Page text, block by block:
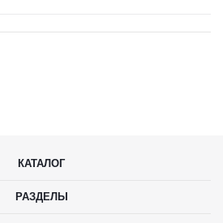
КАТАЛОГ
РАЗДЕЛЫ